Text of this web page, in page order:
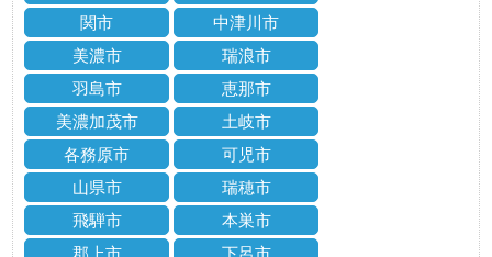
関市
中津川市
美濃市
瑞浪市
羽島市
恵那市
美濃加茂市
土岐市
各務原市
可児市
山県市
瑞穂市
飛騨市
本巣市
郡上市
下呂市